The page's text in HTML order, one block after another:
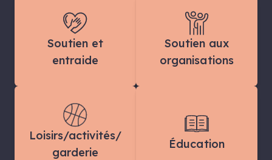
Soutien et
entraide
Soutien aux
organisations
Loisirs/activités/
garderie
Éducation